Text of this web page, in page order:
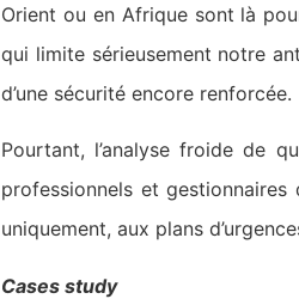
Orient ou en Afrique sont là
qui limite sérieusement notre
d’une sécurité encore renforcée.
Pourtant, l’analyse froide de
professionnels et
uniquement, aux plans
Cases study